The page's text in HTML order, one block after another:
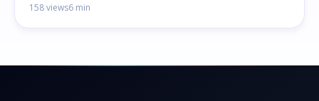
158 views6 min